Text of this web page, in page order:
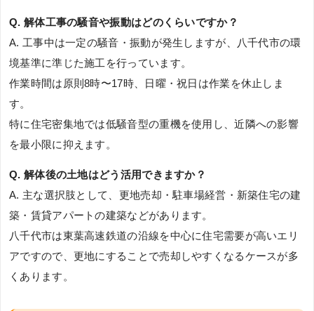
Q. 解体工事の騒音や振動はどのくらいですか？
A. 工事中は一定の騒音・振動が発生しますが、八千代市の環
境基準に準じた施工を行っています。
作業時間は原則8時〜17時、日曜・祝日は作業を休止しま
す。
特に住宅密集地では低騒音型の重機を使用し、近隣への影響
を最小限に抑えます。
Q. 解体後の土地はどう活用できますか？
A. 主な選択肢として、更地売却・駐車場経営・新築住宅の建
築・賃貸アパートの建築などがあります。
八千代市は東葉高速鉄道の沿線を中心に住宅需要が高いエリ
アですので、更地にすることで売却しやすくなるケースが多
くあります。